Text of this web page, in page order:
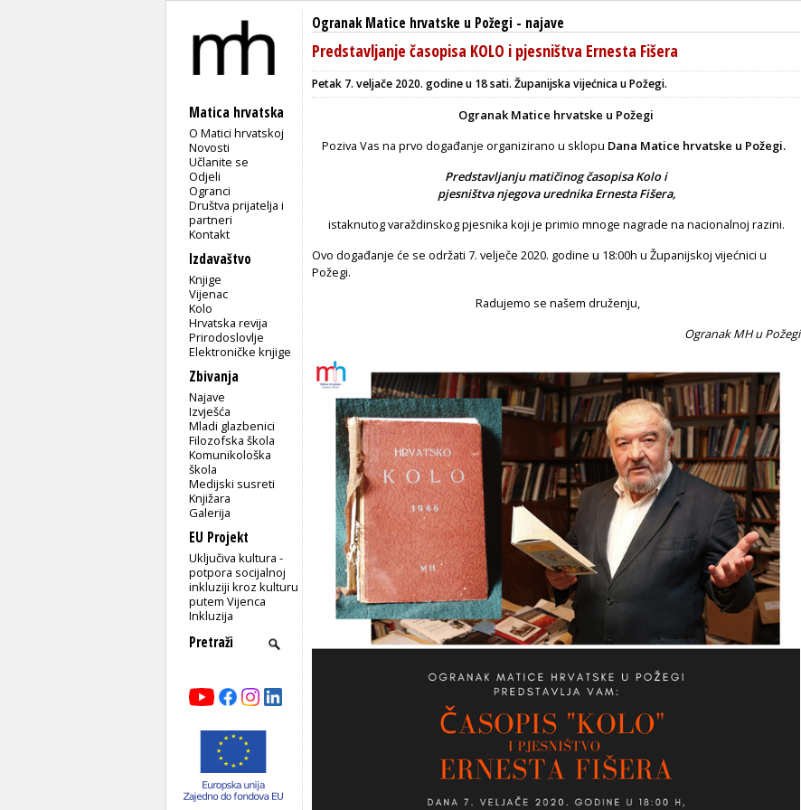
Matica hrvatska
O Matici hrvatskoj
Novosti
Učlanite se
Odjeli
Ogranci
Društva prijatelja i
partneri
Kontakt
Izdavaštvo
Knjige
Vijenac
Kolo
Hrvatska revija
Prirodoslovlje
Elektroničke knjige
Zbivanja
Najave
Izvješća
Mladi glazbenici
Filozofska škola
Komunikološka
škola
Medijski susreti
Knjižara
Galerija
EU Projekt
Uključiva kultura -
potpora socijalnoj
inkluziji kroz kulturu
putem Vijenca
Inkluzija
Ogranak Matice hrvatske u Požegi - najave
Predstavljanje časopisa KOLO i pjesništva Ernesta Fišera
Petak 7. veljače 2020. godine u 18 sati. Županijska vijećnica u Požegi.
Ogranak Matice hrvatske u Požegi
Poziva Vas na prvo događanje organizirano u sklopu Dana Matice hrvatske u Požegi.
Predstavljanju matičinog časopisa Kolo i
pjesništva njegova urednika Ernesta Fišera,
istaknutog varaždinskog pjesnika koji je primio mnoge nagrade na nacionalnoj razini.
Ovo događanje će se održati 7. velječe 2020. godine u 18:00h u Županijskoj vijećnici u
Požegi.
Radujemo se našem druženju,
Ogranak MH u Požegi